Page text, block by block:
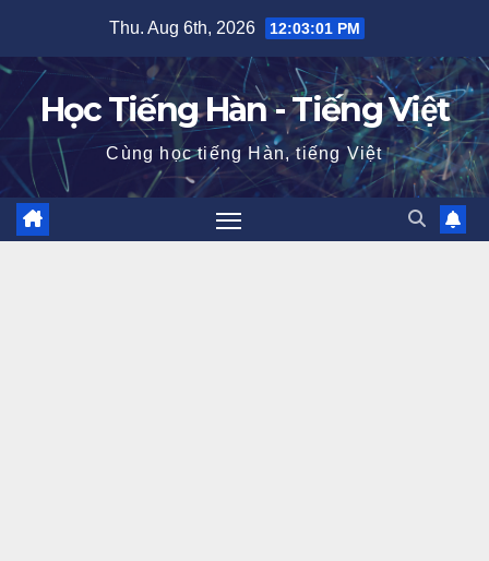
content
Thu. Aug 6th, 2026 12:03:03 PM
Học Tiếng Hàn - Tiếng Việt
Cùng học tiếng Hàn, tiếng Việt